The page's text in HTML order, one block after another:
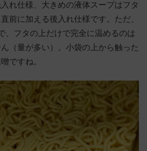
れ仕様、大きめの液体スープはフタ
前に加える後入れ仕様です。ただ、
、フタの上だけで完全に温めるのは
（量が多い）。小袋の上から触った
ですね。